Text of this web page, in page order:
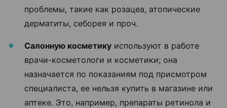
проблемы, такие как розацеа, атопические
дерматиты, себорея и проч.
Салонную косметику используют в работе
врачи-косметологи и косметики; она
назначается по показаниям под присмотром
специалиста, ее нельзя купить в магазине или
аптеке. Это, например, препараты ретинола и